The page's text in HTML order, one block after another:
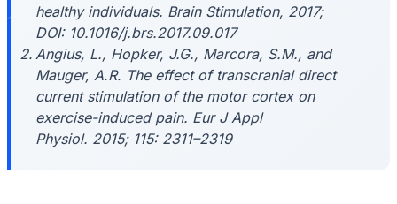
healthy individuals. Brain Stimulation, 2017;
DOI: 10.1016/j.brs.2017.09.017
Angius, L., Hopker, J.G., Marcora, S.M., and
Mauger, A.R. The effect of transcranial direct
current stimulation of the motor cortex on
exercise-induced pain. Eur J Appl
Physiol. 2015; 115: 2311–2319